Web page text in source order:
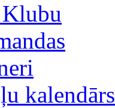
kalendārs